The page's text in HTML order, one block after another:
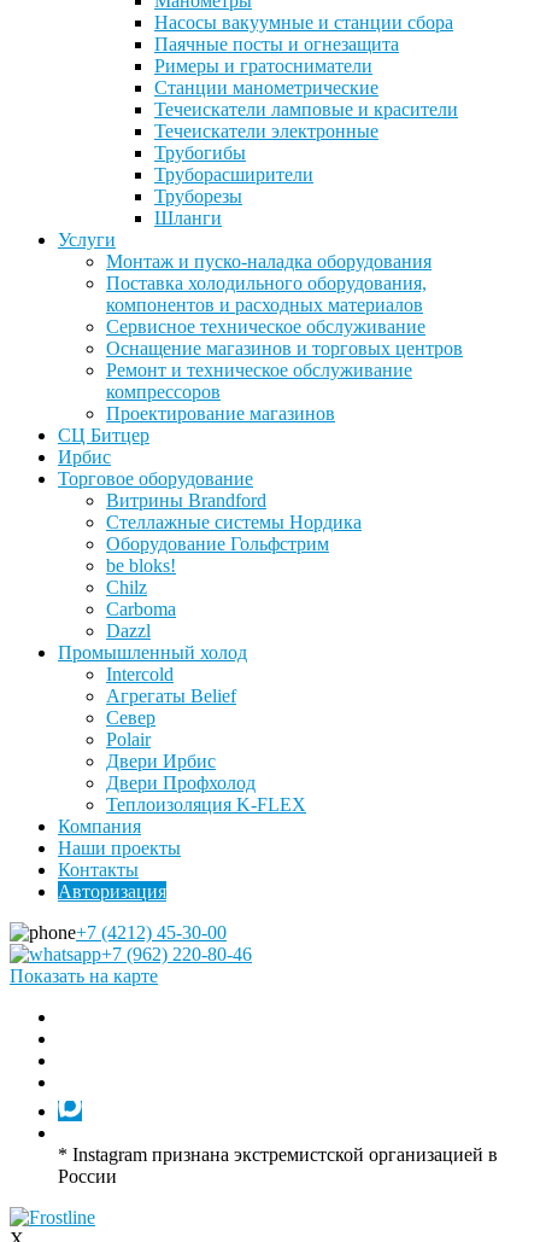
Насосы вакуумные и станции сбора
Паячные посты и огнезащита
Римеры и гратосниматели
Станции манометрические
Течеискатели ламповые и красители
Течеискатели электронные
Трубогибы
Труборасширители
Труборезы
Шланги
Услуги
Монтаж и пуско-наладка оборудования
Поставка холодильного оборудования,
компонентов и расходных материалов
Сервисное техническое обслуживание
Оснащение магазинов и торговых центров
Ремонт и техническое обслуживание
компрессоров
Проектирование магазинов
СЦ Битцер
Ирбис
Торговое оборудование
Витрины Brandford
Стеллажные системы Нордика
Оборудование Гольфстрим
be bloks!
Chilz
Carboma
Dazzl
Промышленный холод
Intercold
Агрегаты Belief
Север
Polair
Двери Ирбис
Двери Профхолод
Теплоизоляция K-FLEX
Компания
Наши проекты
Контакты
Авторизация
+7 (4212) 45-30-00
+7 (962) 220-80-46
Показать на карте
* Instagram признана экстремистской организацией в
России